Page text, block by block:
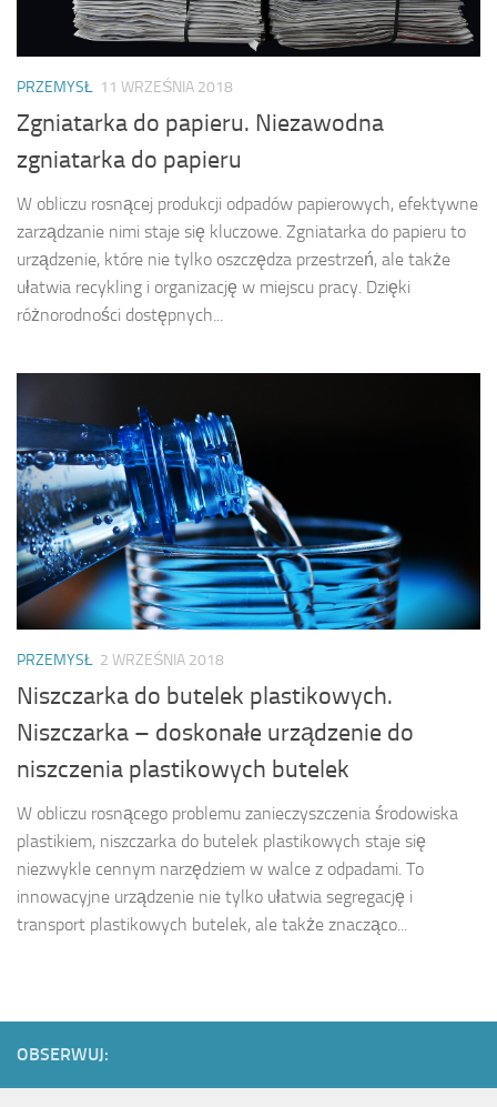
PRZEMYSŁ 11 WRZEŚNIA 2018
Zgniatarka do papieru. Niezawodna
zgniatarka do papieru
W obliczu rosnącej produkcji odpadów papierowych, efektywne
zarządzanie nimi staje się kluczowe. Zgniatarka do papieru to
urządzenie, które nie tylko oszczędza przestrzeń, ale także
ułatwia recykling i organizację w miejscu pracy. Dzięki
różnorodności dostępnych...
PRZEMYSŁ 2 WRZEŚNIA 2018
Niszczarka do butelek plastikowych.
Niszczarka – doskonałe urządzenie do
niszczenia plastikowych butelek
W obliczu rosnącego problemu zanieczyszczenia środowiska
plastikiem, niszczarka do butelek plastikowych staje się
niezwykle cennym narzędziem w walce z odpadami. To
innowacyjne urządzenie nie tylko ułatwia segregację i
transport plastikowych butelek, ale także znacząco...
OBSERWUJ: